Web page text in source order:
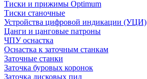
Тиски и прижимы Optimum
Тиски станочные
Устройства цифровой индикации (УЦИ)
Цанги и цанговые патроны
ЧПУ оснастка
Оснастка к заточным станкам
Заточные станки
Заточка буровых коронок
Заточка дисковых пил